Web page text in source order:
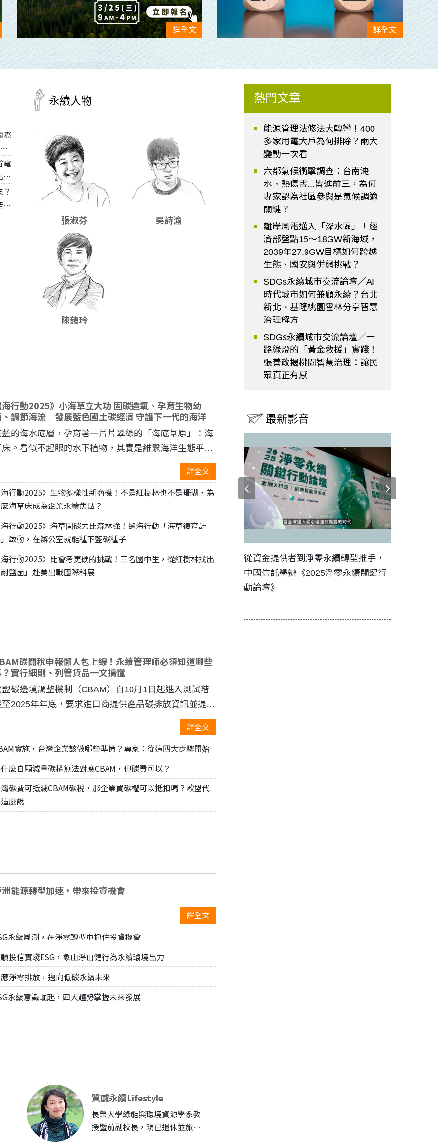
詳全文 詳全文
際
同
電
！
地
永續人物
張淑芬 吳詩渝
陳藹玲
行動2025》小海草立大功 固碳造氧、孕育生物幼
調節海流 發展藍色國土碳經濟 守護下一代的海洋
藍的海水底層，孕育著一片片翠綠的「海底草原」：海
床。看似不起眼的水下植物，其實是維繫海洋生態平
詳全文
行動2025》生物多樣性新商機！不是紅樹林也不是珊瑚，為
海草床成為企業永續焦點？
行動2025》海草固碳力比森林強！還海行動「海草復育計
啟動，在辦公室就能種下藍碳種子
行動2025》比會考更硬的挑戰！三名國中生，從紅樹林找出
鹽菌」赴美出戰國際科展
碳關稅申報懶人包上線！永續管理師必須知道哪些
實行細則、列管貨品一文搞懂
盟碳邊境調整機制（CBAM）自10月1日起進入測試階
至2025年年底，要求進口商提供產品碳排放資訊並提交
報告，第一份報告需於2024年1月底前提交。
詳全文
實施，台灣企業該做哪些準備？專家：從這四大步驟開始
麼自願減量碳權無法對應CBAM，但碳費可以？
碳費可抵減CBAM碳稅，那企業買碳權可以抵扣嗎？歐盟代
麼說
能源轉型加速，帶來投資機會
詳全文
永續風潮，在淨零轉型中抓住投資機會
投信實踐ESG，象山淨山健行為永續環境出力
淨零排放，邁向低碳永續未來
永續意識崛起，四大趨勢掌握未來發展
質感永續Lifestyle
長榮大學綠能與環境資源學系教
授暨前副校長，現已退休並旅居
熱門文章
能源管理法修法大轉彎！400
多家用電大戶為何排除？兩大
變動一次看
六都氣候衝擊調查：台南淹
水、熱傷害...皆進前三，為何
專家認為社區參與是氣候調適
關鍵？
離岸風電邁入「深水區」！經
濟部盤點15～18GW新海域，
2039年27.9GW目標如何跨越
生態、國安與併網挑戰？
SDGs永續城市交流論壇／AI
時代城市如何兼顧永續？台北
新北、基隆桃園雲林分享智慧
治理解方
SDGs永續城市交流論壇／一
路綠燈的「黃金救援」實踐！
張善政揭桃園智慧治理：讓民
眾真正有感
最新影音
生命的轉折點？ 醫務社
運的真實故事
【故事精華】從黑暗到光明 見證醫務
從資金提供者到淨零永續轉型推手，
中國信託舉辦《2025淨零永續關鍵行
動論壇》